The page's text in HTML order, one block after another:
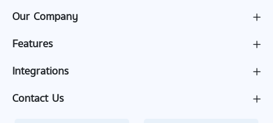
Our Company
Features
Integrations
Contact Us